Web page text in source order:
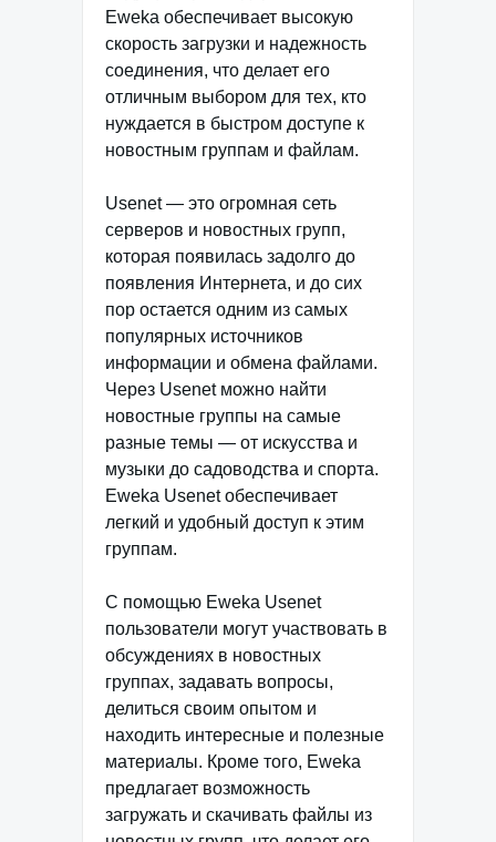
Eweka обеспечивает высокую
скорость загрузки и надежность
соединения, что делает его
отличным выбором для тех, кто
нуждается в быстром доступе к
новостным группам и файлам.
Usenet — это огромная сеть
серверов и новостных групп,
которая появилась задолго до
появления Интернета, и до сих
пор остается одним из самых
популярных источников
информации и обмена файлами.
Через Usenet можно найти
новостные группы на самые
разные темы — от искусства и
музыки до садоводства и спорта.
Eweka Usenet обеспечивает
легкий и удобный доступ к этим
группам.
С помощью Eweka Usenet
пользователи могут участвовать в
обсуждениях в новостных
группах, задавать вопросы,
делиться своим опытом и
находить интересные и полезные
материалы. Кроме того, Eweka
предлагает возможность
загружать и скачивать файлы из